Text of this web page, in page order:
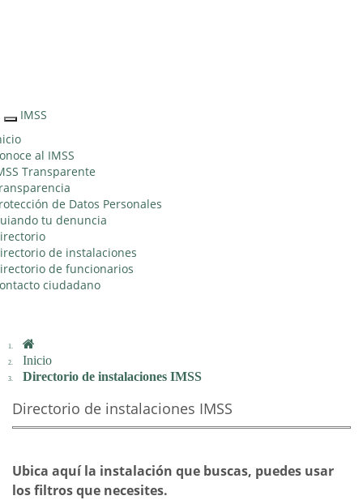
Interruptor
de
Navegación
IMSS
al IMSS
Transparente
de Datos Personales
tu denuncia
de instalaciones
de funcionarios
ciudadano
Inicio
Directorio de instalaciones IMSS
Directorio de instalaciones IMSS
Ubica aquí la instalación que buscas, puedes usar
los filtros que necesites.